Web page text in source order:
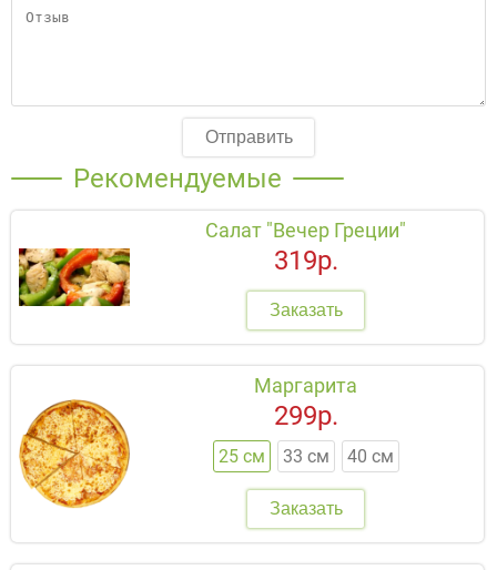
Отправить
Рекомендуемые
Салат "Вечер Греции"
319р.
Заказать
Маргарита
25 см 33 см 40 см
299р.
Заказать